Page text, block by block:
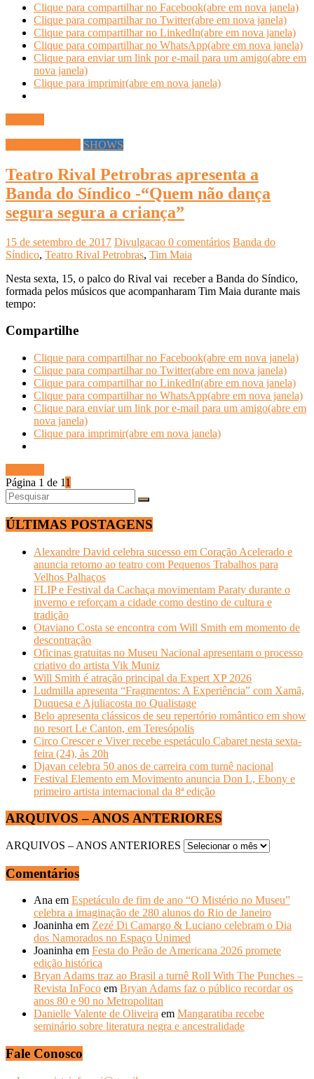
Clique para compartilhar no Facebook(abre em nova janela)
Clique para compartilhar no Twitter(abre em nova janela)
Clique para compartilhar no LinkedIn(abre em nova janela)
Clique para compartilhar no WhatsApp(abre em nova janela)
Clique para enviar um link por e-mail para um amigo(abre em
nova janela)
Clique para imprimir(abre em nova janela)
SHOWS
Teatro Rival Petrobras apresenta a
Banda do Síndico -“Quem não dança
segura segura a criança”
15 de setembro de 2017 Divulgacao 0 comentários Banda do
Síndico, Teatro Rival Petrobras, Tim Maia
Nesta sexta, 15, o palco do Rival vai receber a Banda do Síndico,
formada pelos músicos que acompanharam Tim Maia durante mais
tempo:
Compartilhe
Clique para compartilhar no Facebook(abre em nova janela)
Clique para compartilhar no Twitter(abre em nova janela)
Clique para compartilhar no LinkedIn(abre em nova janela)
Clique para compartilhar no WhatsApp(abre em nova janela)
Clique para enviar um link por e-mail para um amigo(abre em
nova janela)
Clique para imprimir(abre em nova janela)
Página 1 de 11
ÚLTIMAS POSTAGENS
Alexandre David celebra sucesso em Coração Acelerado e
anuncia retorno ao teatro com Pequenos Trabalhos para
Velhos Palhaços
FLIP e Festival da Cachaça movimentam Paraty durante o
inverno e reforçam a cidade como destino de cultura e
tradição
Otaviano Costa se encontra com Will Smith em momento de
descontração
Oficinas gratuitas no Museu Nacional apresentam o processo
criativo do artista Vik Muniz
Will Smith é atração principal da Expert XP 2026
Ludmilla apresenta “Fragmentos: A Experiência” com Xamã,
Duquesa e Ajuliacosta no Qualistage
Belo apresenta clássicos de seu repertório romântico em show
no resort Le Canton, em Teresópolis
Circo Crescer e Viver recebe espetáculo Cabaret nesta sexta-
feira (24), às 20h
Djavan celebra 50 anos de carreira com turnê nacional
Festival Elemento em Movimento anuncia Don L, Ebony e
primeiro artista internacional da 8ª edição
ARQUIVOS – ANOS ANTERIORES
ARQUIVOS – ANOS ANTERIORES
Comentários
Ana em Espetáculo de fim de ano “O Mistério no Museu”
celebra a imaginação de 280 alunos do Rio de Janeiro
Joaninha em Zezé Di Camargo & Luciano celebram o Dia
dos Namorados no Espaço Unimed
Joaninha em Festa do Peão de Americana 2026 promete
edição histórica
Bryan Adams traz ao Brasil a turnê Roll With The Punches –
Revista InFoco em Bryan Adams faz o público recordar os
anos 80 e 90 no Metropolitan
Danielle Valente de Oliveira em Mangaratiba recebe
seminário sobre literatura negra e ancestralidade
Fale Conosco